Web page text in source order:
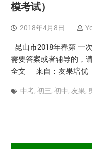
模考试）
2018年4月8日
昆山市2018年春第 一
需要答案或者辅导的，
全文 来自：友果培优
中考, 初三, 初中, 友果,